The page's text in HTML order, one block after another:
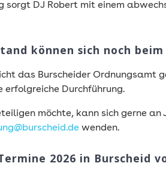
sorgt DJ Robert mit einem
können sich noch
das Burscheider Ordnungsamt
erfolgreiche Durchführung.
möchte, kann sich gerne an
wenden.
2026 in Burscheid